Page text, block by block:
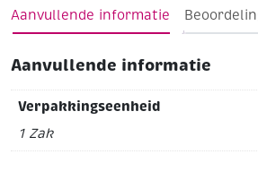
Aanvullende informatie
Aanvullende informatie
Verpakkingseenheid
1 Zak